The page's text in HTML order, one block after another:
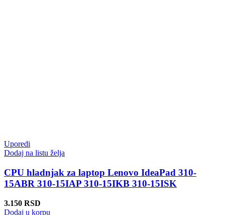
Uporedi
Dodaj na listu želja
CPU hladnjak za laptop Lenovo IdeaPad 310-
15ABR 310-15IAP 310-15IKB 310-15ISK
3.150 RSD
Dodaj u korpu